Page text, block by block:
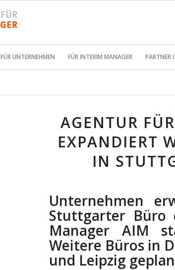
FÜR UNTERNEHMEN FÜR INTERIM MANAGER PARTNER
AGENTUR
EXPANDIERT
IN
Unternehmen
Stuttgarter
Manager AIM
Weitere Büros in
und Leipzig